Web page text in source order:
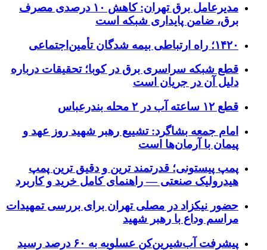
مدیرعامل برق تهران: کاهش ۱۰ درصدی مصرف
برق، ضامن پایداری شبکه است
۱۴۲۰؛ راه ارتباطی بیمه شدگان تأمین‌اجتماعی
قطع شبکه سراسری برق در کوبا؛ تحقیقات درباره
دلیل آن در جریان است
قطع ۱۲ ساعته آب در ۲ محله بندرعباس
امام جمعه بشاگرد: تشییع رهبر شهید روز عهد و
پیمان با آرمان‌ها است
پمپ پیستونی؛ قدرتمند ترین و دقیق‌ ترین پمپ
هیدرولیک صنعتی — راهنمای کامل خرید و کاربرد
حضور نیکزاد در مصلی تهران برای بررسی تمهیدات
مراسم وداع با رهبر شهید
پیشرفت آب‌شیرین‌کن عسلویه به ۶۰ درصد رسید